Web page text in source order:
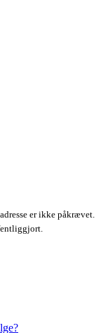
er ikke påkrævet.